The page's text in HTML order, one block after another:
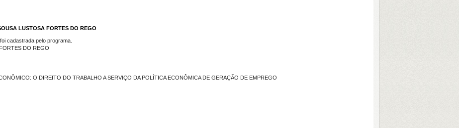
LUSTOSA FORTES DO REGO
cadastrada pelo programa.
DO REGO
O DIREITO DO TRABALHO A SERVIÇO DA POLÍTICA ECONÔMICA DE GERAÇÃO DE EMPREGO